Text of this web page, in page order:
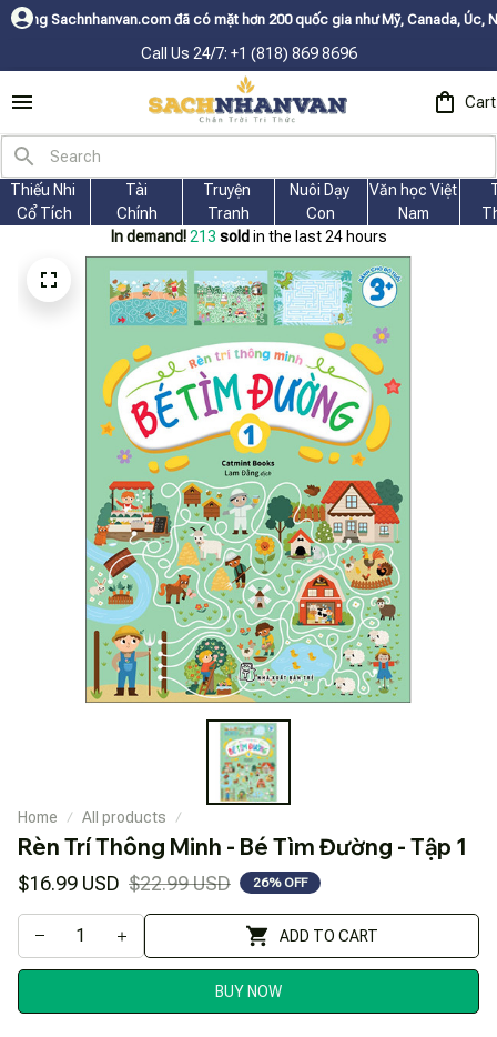
đã có mặt hơn 200 quốc gia như Mỹ, Canada, Úc, Nhật, Hàn, và các
Call Us 24/7: +1 (818) 869 8696
Cart
Thiếu Nhi
Cổ Tích
Tài
Chính
Truyện
Tranh
Nuôi Dạy
Con
Văn học Việt
Nam
In demand! 213 sold in the last 24 hours
Home All products
Rèn Trí Thông Minh - Bé Tìm Đường - Tập 1
$16.99 USD $22.99 USD 26% OFF
ADD TO CART
BUY NOW